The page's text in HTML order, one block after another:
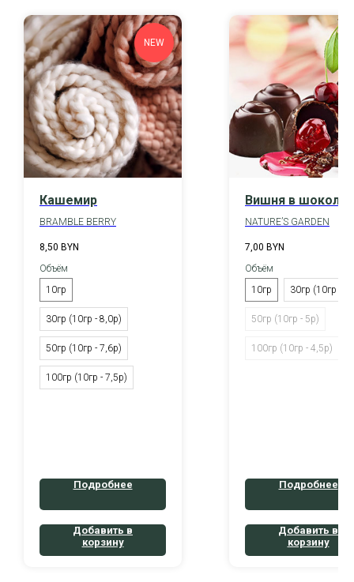
NEW
Кашемир
BRAMBLE BERRY
8,50 BYN
Объём
10гр
30гр (10гр - 8,0р)
50гр (10гр - 7,6р)
100гр (10гр - 7,5р)
Подробнее
Добавить в
корзину
Вишня в
NATURE’S GARDEN
7,00 BYN
Объём
10гр
30гр (10гр -
50гр (10гр - 5р)
100гр (10гр - 4,5р)
Подробнее
Добавить в
корзину